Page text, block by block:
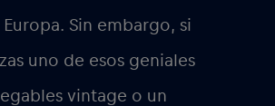
Sin embargo, si
uno de esos geniales
vintage o un